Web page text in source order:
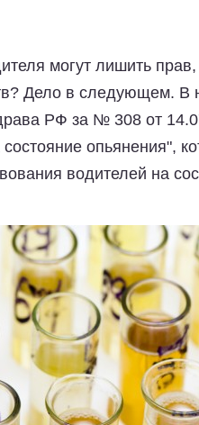
могут лишить
Дело в следующем. В
РФ за № 308 от
опьянения",
водителей на